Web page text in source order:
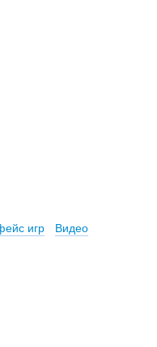
игр Видео